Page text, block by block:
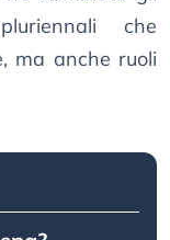
che
ma anche ruoli